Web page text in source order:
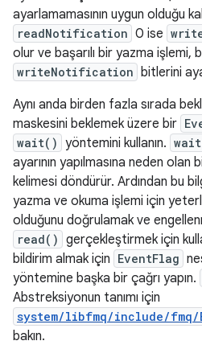
ayarlamamasının uygun olduğu
readNotification 0 ise
olur ve başarılı bir yazma işlemi,
writeNotification bitlerini
Aynı anda birden fazla sırada
maskesini beklemek üzere bir
wait() yöntemini kullanın.
ayarının yapılmasına neden
kelimesi döndürür. Ardından bu
yazma ve okuma işlemi için
olduğunu doğrulamak ve
read() gerçekleştirmek için
bildirim almak için EventFlag
yöntemine başka bir çağrı yapın.
Abstreksiyonun tanımı için
system/libfmq/include/fmq/
bakın.